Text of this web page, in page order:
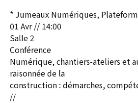
* Jumeaux Numériques,
01 Avr // 14:00
Salle 2
Conférence
Numérique, chantiers-ateliers et
raisonnée de la
construction : démarches,
//